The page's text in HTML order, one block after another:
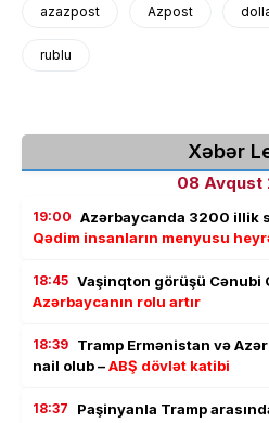
azazpost Azpost
rublu
Xəbər
08 Avqust
19:00 Azərbaycanda 3200 illik
Qədim insanların menyusu
18:45 Vaşinqton görüşü Cənubi
Azərbaycanın rolu artır
18:39 Tramp Ermənistan və
nail olub –ABŞ dövlət katibi
18:37 Paşinyanla Tramp